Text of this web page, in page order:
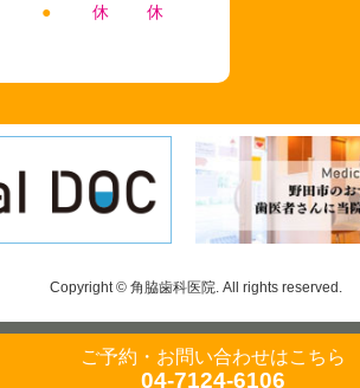
ご予約・お問い合わせはこちら
04-7124-6106
● 休 休
Copyright © 角脇歯科医院. All rights reserved.